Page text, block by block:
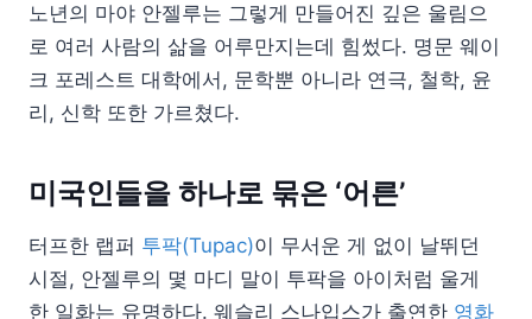
노년의 마야 안젤루는 그렇게 만들어진 깊은 울림으
로 여러 사람의 삶을 어루만지는데 힘썼다. 명문 웨이
크 포레스트 대학에서, 문학뿐 아니라 연극, 철학, 윤
리, 신학 또한 가르쳤다.
미국인들을 하나로 묶은 ‘어른’
터프한 랩퍼 투팍(Tupac)이 무서운 게 없이 날뛰던
시절, 안젤루의 몇 마디 말이 투팍을 아이처럼 울게
한 일화는 유명하다. 웨슬리 스나입스가 출연한 영화